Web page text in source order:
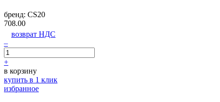
бренд: CS20
708.00
возврат НДС
–
+
в корзину
купить в 1 клик
избранное